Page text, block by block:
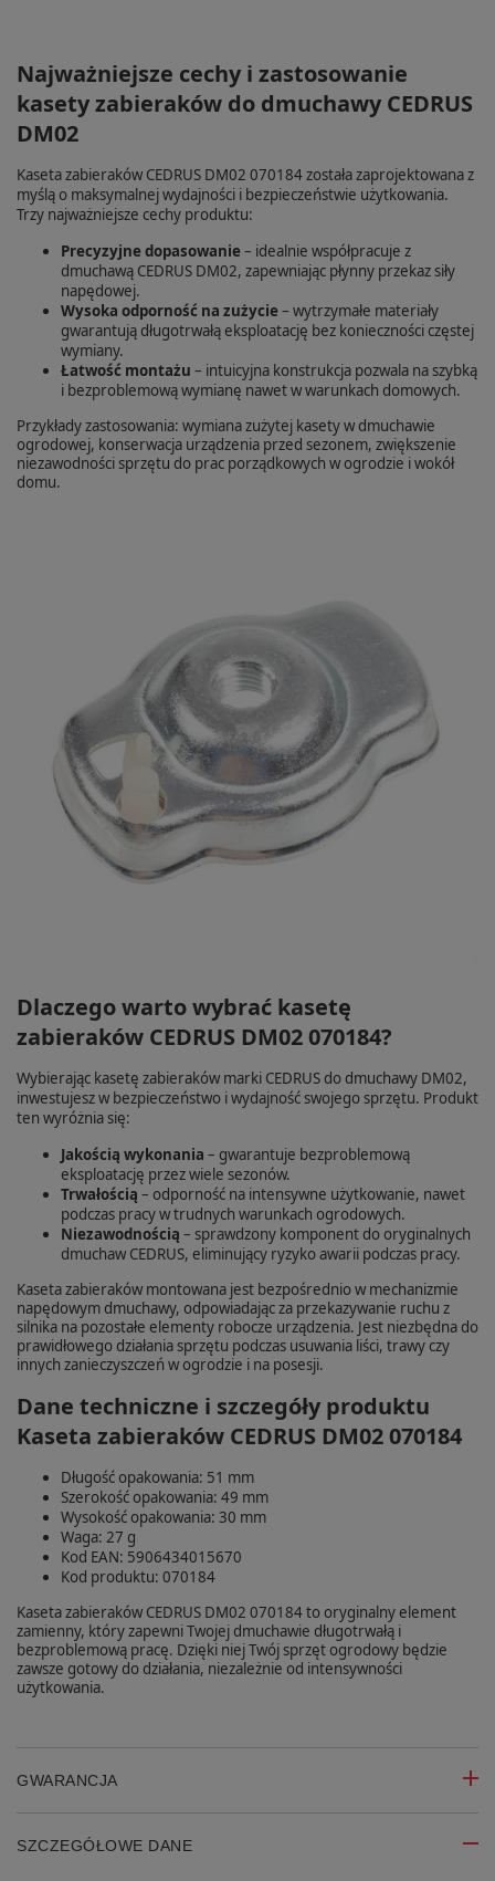
Najważniejsze cechy i zastosowanie
kasety zabieraków do dmuchawy CEDRUS
DM02
Kaseta zabieraków CEDRUS DM02 070184 została zaprojektowana z
myślą o maksymalnej wydajności i bezpieczeństwie użytkowania.
Trzy najważniejsze cechy produktu:
Precyzyjne dopasowanie– idealnie współpracuje z
dmuchawą CEDRUS DM02, zapewniając płynny przekaz siły
napędowej.
Wysoka odporność na zużycie– wytrzymałe materiały
gwarantują długotrwałą eksploatację bez konieczności częstej
wymiany.
Łatwość montażu – intuicyjna konstrukcja pozwala na szybką
i bezproblemową wymianę nawet w warunkach domowych.
Przykłady zastosowania: wymiana zużytej kasety w dmuchawie
ogrodowej, konserwacja urządzenia przed sezonem, zwiększenie
niezawodności sprzętu do prac porządkowych w ogrodzie i wokół
domu.
Dlaczego warto wybrać kasetę
zabieraków CEDRUS DM02 070184?
Wybierając kasetę zabieraków marki CEDRUS do dmuchawy DM02,
inwestujesz w bezpieczeństwo i wydajność swojego sprzętu. Produkt
ten wyróżnia się:
Jakością wykonania – gwarantuje bezproblemową
eksploatację przez wiele sezonów.
Trwałością – odporność na intensywne użytkowanie, nawet
podczas pracy w trudnych warunkach ogrodowych.
Niezawodnością – sprawdzony komponent do oryginalnych
dmuchaw CEDRUS, eliminujący ryzyko awarii podczas pracy.
Kaseta zabieraków montowana jest bezpośrednio w mechanizmie
napędowym dmuchawy, odpowiadając za przekazywanie ruchu z
silnika na pozostałe elementy robocze urządzenia. Jest niezbędna do
prawidłowego działania sprzętu podczas usuwania liści, trawy czy
innych zanieczyszczeń w ogrodzie i na posesji.
Dane techniczne i szczegóły produktu
Kaseta zabieraków CEDRUS DM02 070184
Długość opakowania: 51 mm
Szerokość opakowania: 49 mm
Wysokość opakowania: 30 mm
Waga: 27 g
Kod EAN: 5906434015670
Kod produktu: 070184
Kaseta zabieraków CEDRUS DM02 070184 to oryginalny element
zamienny, który zapewni Twojej dmuchawie długotrwałą i
bezproblemową pracę. Dzięki niej Twój sprzęt ogrodowy będzie
zawsze gotowy do działania, niezależnie od intensywności
użytkowania.
GWARANCJA
SZCZEGÓŁOWE DANE